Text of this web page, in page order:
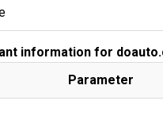
information for
Parameter